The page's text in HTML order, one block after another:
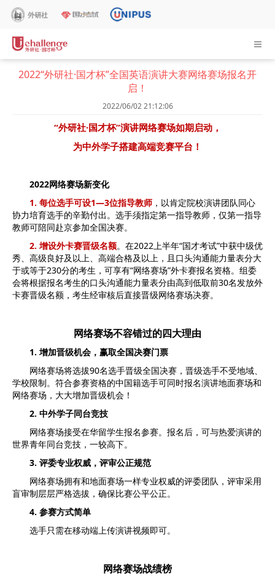
2022“外研社·国才杯”全国英语演讲大赛网络赛场报名开
启！
2022/06/02 21:12:06
“外研社·国才杯”演讲网络赛场如期启动，
为中外学子搭建高端竞赛平台！
2022网络赛场新变化
1. 每位选手可设1—3位指导教师 ，以肯定院校演讲团队同心
协力培育选手的辛勤付出。选手须指定第一指导教师，仅第一指导
教师可陪同赴京参加全国决赛。
2. 增设外卡赛晋级名额。在2022上半年“国才考试”中获中级优
秀、高级良好及以上、高端合格及以上，且口头沟通能力量表分大
于或等于230分的考生，可享有“网络赛场”外卡赛报名资格。组委
会将根据报名考生的口头沟通能力量表分由高到低取前30名发放外
卡赛晋级名额，考生经审核后直接晋级网络赛场决赛。
网络赛场不容错过的四大理由
1. 增加晋级机会，赢取全国决赛门票
网络赛场将选拔90名选手晋级全国决赛，晋级选手不受地域、
学校限制。符合参赛资格的中国籍选手可同时报名演讲地面赛场和
网络赛场，大大增加晋级机会！
2. 中外学子同台竞技
网络赛场接受在华留学生报名参赛。报名后，可与热爱演讲的
世界青年同台竞技，一较高下。
3. 评委专业权威，评审公正规范
网络赛场拥有和地面赛场一样专业权威的评委团队，评审采用
盲审制层层严格选拔，确保比赛公平公正。
4. 参赛方式简单
选手只需在移动端上传演讲视频即可。
网络赛场战绩榜